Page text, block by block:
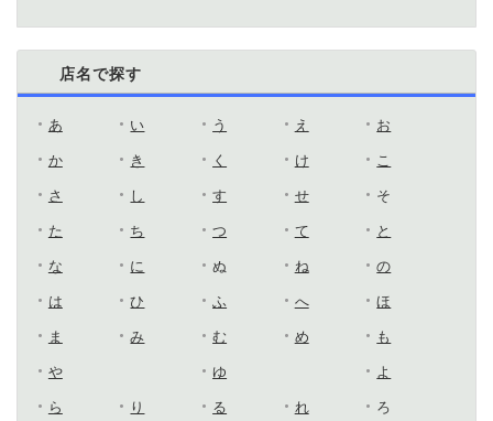
店名で探す
あ い う え お
か き く け こ
さ し す せ そ
た ち つ て と
な に ぬ ね の
は ひ ふ へ ほ
ま み む め も
や ゆ よ
ら り る れ ろ